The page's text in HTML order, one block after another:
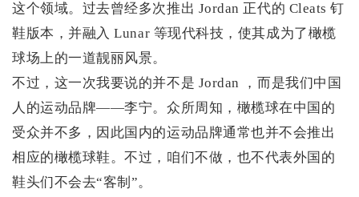
这个领域。过去曾经多次推出 Jordan 正代的 Cleats 钉
鞋版本，并融入 Lunar 等现代科技，使其成为了橄榄
球场上的一道靓丽风景。
不过，这一次我要说的并不是 Jordan ，而是我们中国
人的运动品牌——李宁。众所周知，橄榄球在中国的
受众并不多，因此国内的运动品牌通常也并不会推出
相应的橄榄球鞋。不过，咱们不做，也不代表外国的
鞋头们不会去“客制”。